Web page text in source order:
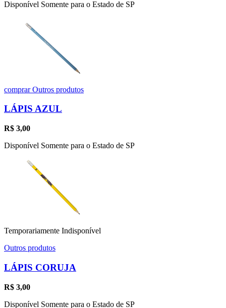
Disponível Somente para o Estado de SP
comprarOutros produtos
LÁPIS AZUL
R$ 3,00
Disponível Somente para o Estado de SP
Temporariamente Indisponível
Outros produtos
LÁPIS CORUJA
R$ 3,00
Disponível Somente para o Estado de SP